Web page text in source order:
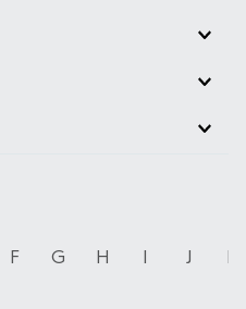
F G H I J K